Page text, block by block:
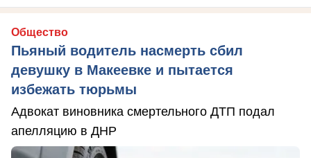
Общество
Пьяный водитель насмерть сбил
девушку в Макеевке и пытается
избежать тюрьмы
Адвокат виновника смертельного ДТП подал
апелляцию в ДНР